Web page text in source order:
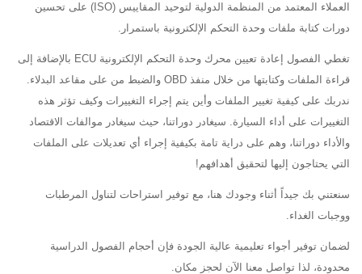
العملاء المعتمد من المنظمة الدولية لتوحيد المقاييس (ISO) على تحسين
دورات كتابة ملفات وحدة التحكم الإلكترونية باستمرار.
تغطي الفصول إعادة تعيين محرك وحدة التحكم الإلكترونية ECU بالإضافة إلى
قراءة الملفات وكتابتها من خلال منفذ OBD والضبط من على مقاعد البدلاء.
ندربك على كيفية تغيير الملفات وأين يتم إجراء التغييرات وكيف تؤثر هذه
التغييرات على أداء السيارة. سيغادر دوراتنا، حيث سيغادر موالفات الاقتصاد
والأداء دوراتنا، وهم على دراية تامة بكيفية إجراء أي تعديلات على الملفات
التي يحتاجون إليها لتحقيق أهدافهم!
سنعتني بك جيداً أثناء وجودك هنا، مع توفير استراحات لتناول المرطبات
ووجبات الغداء.
لضمان توفير أجواء تعليمية عالية الجودة فإن أحجام الفصول الدراسية
محدودة، لذا تواصل معنا الآن لحجز مكان.